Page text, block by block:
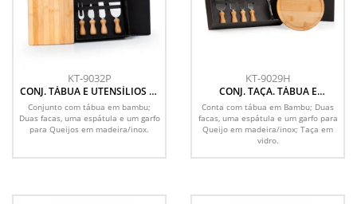
KT-9032P
CONJ. TÁBUA E UTENSÍLIOS P/
QUEIJO - 5 PEÇAS
Conjunto com tábua em bambu;
Duas facas, uma espátula e um garfo
para Queijos em madeira/inox.
KT-9029H
CONJ. TAÇA. TÁBUA E
UTENSILIOS - 6 PEÇAS
Conta com tábua em Bambu; Duas
facas, uma espátula e um garfo para
Queijo em madeira/inox; Taça em
vidro.